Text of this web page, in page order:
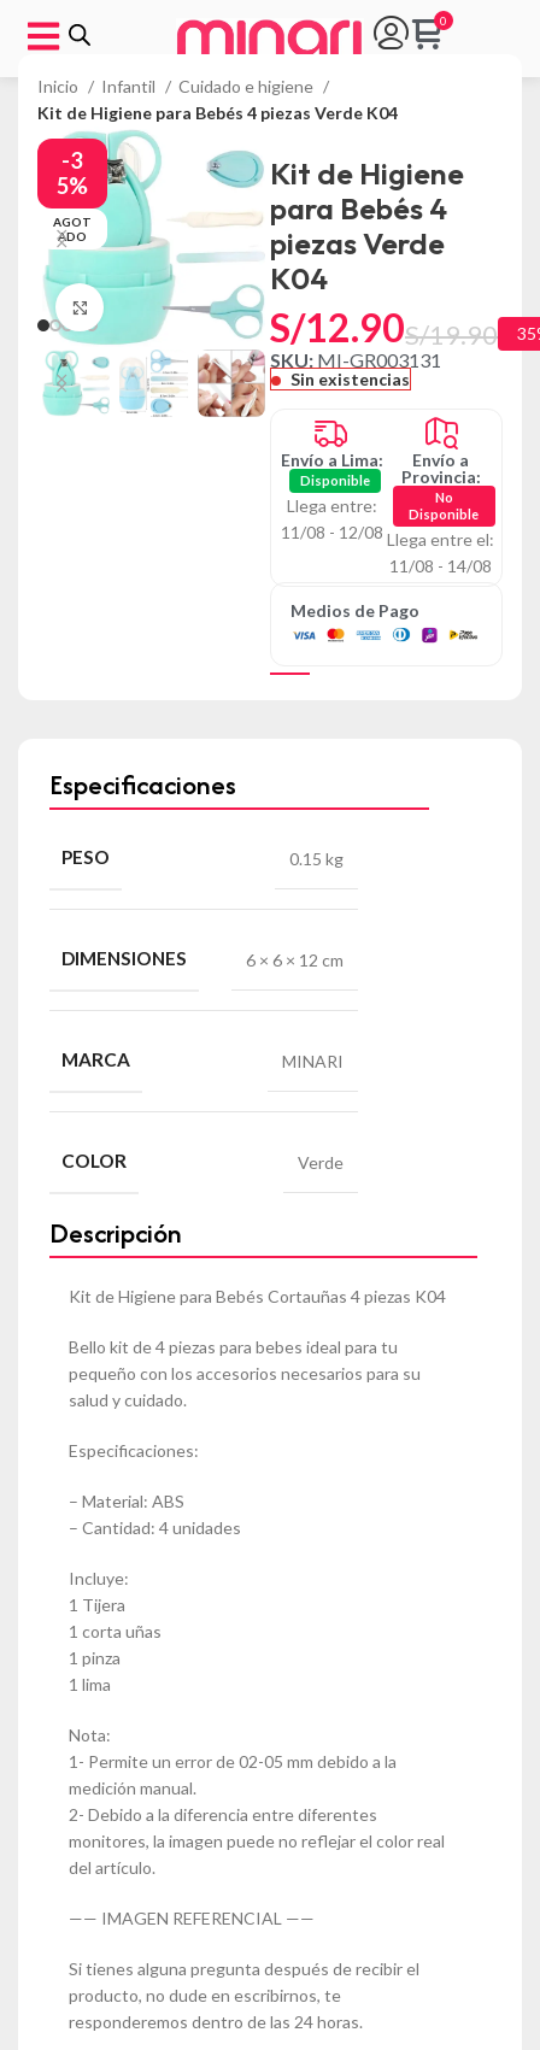
Inicio Infantil
Cuidado e higiene
Kit de Higiene para Bebés 4 piezas Verde K04
-3
5%
AGOT
ADO
Click to enlarge
Kit de Higiene
para Bebés 4
piezas Verde
K04
S/19.90
S/12.90
SKU: MI-GR003131
Sin existencias
Envío a Lima:
Disponible
Llega entre:
11/08 - 12/08
Envío a
Provincia:
No
Disponible
Llega entre el:
11/08 - 14/08
Medios de Pago
Especificaciones
PESO 0.15 kg
DIMENSIONES 6 × 6 × 12 cm
MARCA MINARI
COLOR Verde
Descripción
Kit de Higiene para Bebés Cortauñas 4 piezas K04
Bello kit de 4 piezas para bebes ideal para tu
pequeño con los accesorios necesarios para su
salud y cuidado.
Especificaciones:
– Material: ABS
– Cantidad: 4 unidades
Incluye:
1 Tijera
1 corta uñas
1 pinza
1 lima
Nota:
1- Permite un error de 02-05 mm debido a la
medición manual.
2- Debido a la diferencia entre diferentes
monitores, la imagen puede no reflejar el color real
del artículo.
—— IMAGEN REFERENCIAL ——
Si tienes alguna pregunta después de recibir el
producto, no dude en escribirnos, te
responderemos dentro de las 24 horas.